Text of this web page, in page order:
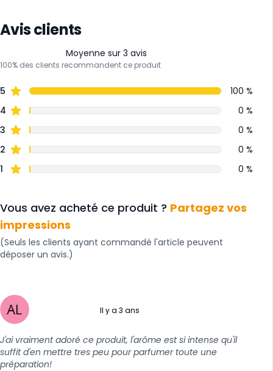
Avis clients
Moyenne sur 3 avis
100% des clients recommandent ce produit
5
100 %
4
0 %
3
0 %
2
0 %
1
0 %
Vous avez acheté ce produit ? Partagez vos
impressions
(Seuls les clients ayant commandé l'article peuvent
déposer un avis.)
Il y a 3 ans
J'ai vraiment adoré ce produit, l'arôme est si intense qu'il
suffit d'en mettre tres peu pour parfumer toute une
préparation!